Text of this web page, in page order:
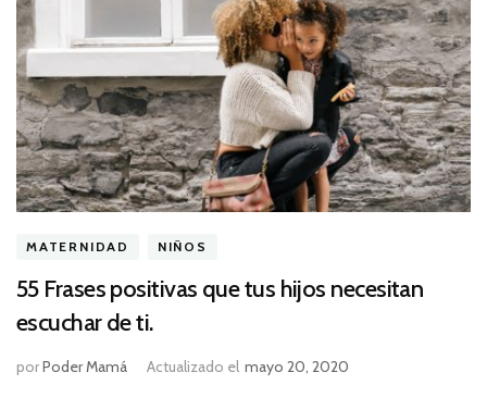
MATERNIDAD NIÑOS
55 Frases positivas que tus hijos necesitan
escuchar de ti.
porPoder Mamá Actualizado el mayo 20, 2020